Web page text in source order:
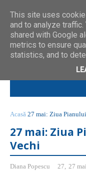
Acasă 27 mai: Ziua
27 mai: Ziua
Vechi
Diana Popescu 27, 27 mai
This site uses
and to analyze
shared with Google
metrics to ensure
statistics, and to